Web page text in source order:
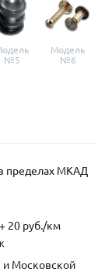
№5
Модель
№6
пределах МКАД
20 руб./км
и Московской